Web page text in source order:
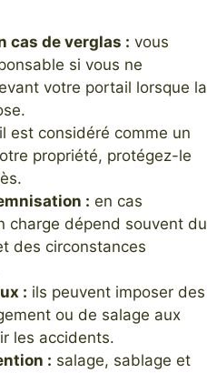
cas de verglas : vous
si vous ne
votre portail lorsque la
il est considéré comme un
propriété, protégez-le
: en cas
charge dépend souvent du
des circonstances
: ils peuvent imposer des
ou de salage aux
les accidents.
: salage, sablage et